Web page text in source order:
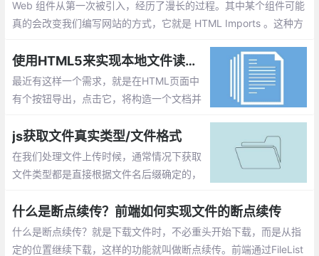
Web 组件从第一次被引入，经历了漫长的过程。其中某个组件可能
真的会改变我们编写网站的方式，它就是 HTML Imports 。这种方
使用HTML5来实现本地文件读取和写入
最近有这样一个需求，就是在HTML页面中
有个按钮导出，点击它，将构造一个文档并
点击它，从本地文件系统中读取一个文件并
对内容进行分析。
js获取文件真实类型/文件格式
在我们处理文件上传时候，通常情况下获取
文件类型都是直接根据文件名后缀确定的，
上传的是图片文件，如果客户端将一个exe
文件改为gif后缀的文件，它照样可以上传上
去。
什么是断点续传？前端如何实现文件的断点续传
什么是断点续传？就是下载文件时，不必重头开始下载，而是从指
定的位置继续下载，这样的功能就叫做断点续传。前端通过FileList